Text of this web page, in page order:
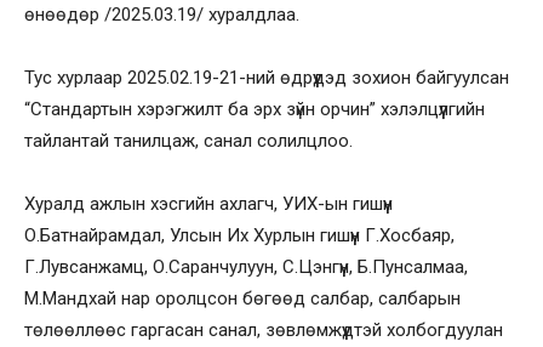
өнөөдөр /2025.03.19/ хуралдлаа.
Тус хурлаар 2025.02.19-21-ний өдрүүдэд зохион байгуулсан
“Стандартын хэрэгжилт ба эрх зүйн орчин” хэлэлцүүлгийн
тайлантай танилцаж, санал солилцлоо.
Хуралд ажлын хэсгийн ахлагч, УИХ-ын гишүүн
О.Батнайрамдал, Улсын Их Хурлын гишүүн Г.Хосбаяр,
Г.Лувсанжамц, О.Саранчулуун, С.Цэнгүүн, Б.Пунсалмаа,
М.Мандхай нар оролцсон бөгөөд салбар, салбарын
төлөөллөөс гаргасан санал, зөвлөмжүүдтэй холбогдуулан